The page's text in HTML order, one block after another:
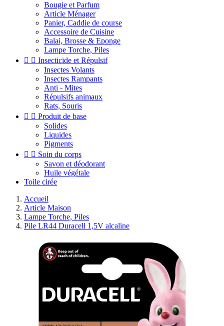
Bougie et Parfum
Article Ménager
Panier, Caddie de course
Accessoire de Cuisine
Balai, Brosse & Eponge
Lampe Torche, Piles
  Insecticide et Répulsif
Insectes Volants
Insectes Rampants
Anti - Mites
Répulsifs animaux
Rats, Souris
  Produit de base
Solides
Liquides
Pigments
  Soin du corps
Savon et déodorant
Huile végétale
Toile cirée
Accueil
Article Maison
Lampe Torche, Piles
Pile LR44 Duracell 1,5V alcaline